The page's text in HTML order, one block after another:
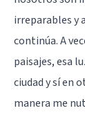
irreparables y
continúa. A
paisajes, esa
ciudad y sí en
manera me